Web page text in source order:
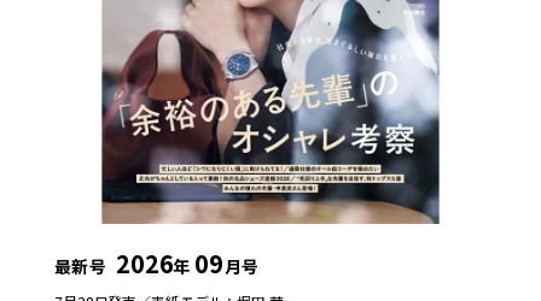
最新号 2026年 09月号